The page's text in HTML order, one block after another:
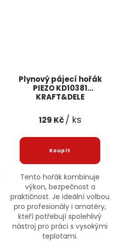
Plynový pájecí hořák
PIEZO KD10381
KRAFT&DELE
129 Kč/ ks
Tento hořák kombinuje
výkon, bezpečnost a
praktičnost. Je ideální volbou
pro profesionály i amatéry,
kteří potřebují spolehlivý
nástroj pro práci s vysokými
teplotami.